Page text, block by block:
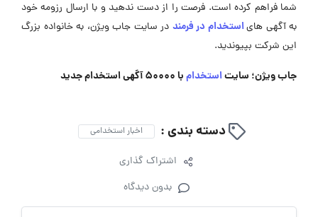
شما فراهم کرده است. فرصت را از دست ندهید و با ارسال رزومه خود
به آگهی ‌هایاستخدام در فرمند در سایت جاب ویژن، به خانواده بزرگ
این شرکت بپیوندید.
جاب ویژن؛ سایتاستخدامبا 50000 آگهی استخدام جدید
دسته بندی : اخبار استخدامی
اشتراک گذاری
بدون دیدگاه